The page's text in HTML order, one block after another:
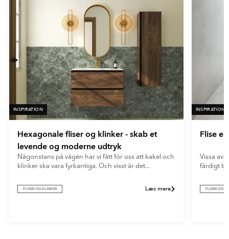
fliser giver et blødt og moderne udtryk og skjuler effektivt
fingeraftryk og genskin.
INSPIRATION
Hexagonale fliser og klinker - skab et
levende og moderne udtryk
Någonstans på vägen har vi fått för oss att kakel och
klinker ska vara fyrkantiga. Och visst är det...
FLISER OG KLINKER Læs mere
INSPIRATION
Flise
Vissa av
färdigt
FLISER OG